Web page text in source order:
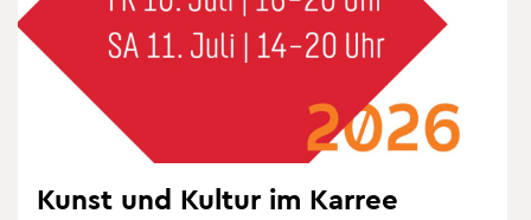
Kunst und Kul­tur im Kar­ree